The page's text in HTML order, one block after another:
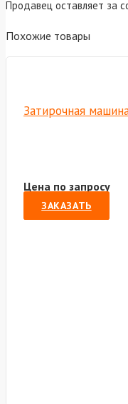
Продавец оставляет за
Похожие товары
Затирочная
Цена по запросу
ЗАКАЗАТЬ